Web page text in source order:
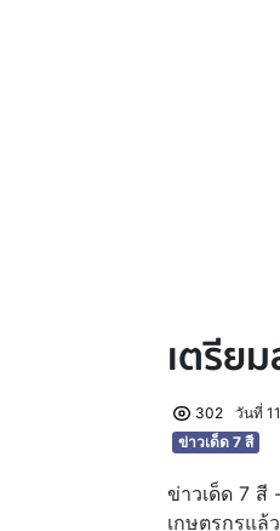
เตรีย
302
วันที่
ข่าวเด็ด 7 สี
ข่าวเด็ด 7 สี
เกษตรกรแล้